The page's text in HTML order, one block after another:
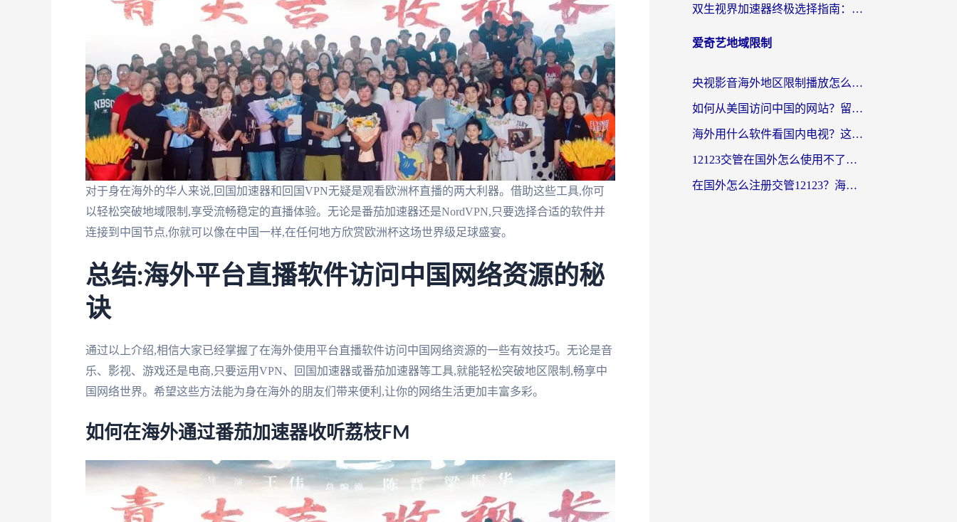
对于身在海外的华人来说,回国加速器和回国VPN无疑是观看欧洲杯直播的两大利器。借助这些工具,你可
以轻松突破地域限制,享受流畅稳定的直播体验。无论是番茄加速器还是NordVPN,只要选择合适的软件并
连接到中国节点,你就可以像在中国一样,在任何地方欣赏欧洲杯这场世界级足球盛宴。
总结:海外平台直播软件访问中国网络资源的秘
诀
通过以上介绍,相信大家已经掌握了在海外使用平台直播软件访问中国网络资源的一些有效技巧。无论是音
乐、影视、游戏还是电商,只要运用VPN、回国加速器或番茄加速器等工具,就能轻松突破地区限制,畅享中
国网络世界。希望这些方法能为身在海外的朋友们带来便利,让你的网络生活更加丰富多彩。
如何在海外通过番茄加速器收听荔枝FM
双生视界加速器终极选择指南：海外党玩国服游戏不再踩坑的实用攻略
爱奇艺地域限制
央视影音海外地区限制播放怎么办？海外党亲测有效的回国加速指南
如何从美国访问中国的网站？留学生亲测有效的无缝解决方案
海外用什么软件看国内电视？这篇攻略帮你告别地域限制，轻松追国内热剧
12123交管在国外怎么使用不了？海外党亲测的无缝访问攻略
在国外怎么注册交管12123？海外华人亲测有效的回国加速方案